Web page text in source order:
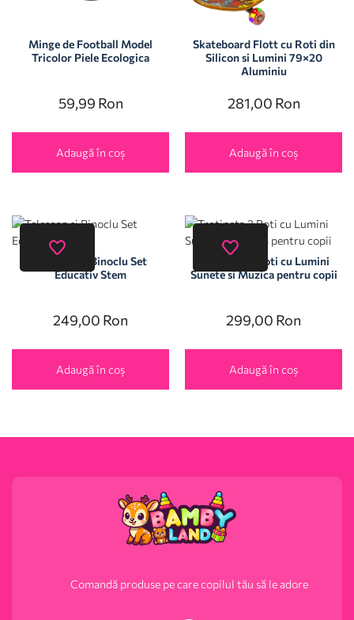
Minge de Football Model
Tricolor Piele Ecologica
59,99 Ron
Adaugă în coș
Skateboard Flott cu Roti din
Silicon si Lumini 79×20
Aluminiu
281,00 Ron
Adaugă în coș
Telescop si Binoclu Set
Educativ Stem
249,00 Ron
Adaugă în coș
Trotineta 3 Roti cu Lumini
Sunete si Muzica pentru copii
299,00 Ron
Adaugă în coș
Comandă produse pe care copilul tău să le adore